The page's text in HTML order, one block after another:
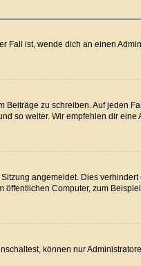
ist, wende dich an einen
zu schreiben. Auf jeden
so weiter. Wir empfehlen dir
angemeldet. Dies
Computer, zum
können nur